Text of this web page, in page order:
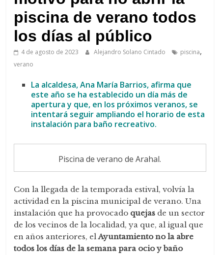
Arahal
piscina de verano todos
los días al público
4 de agosto de 2023 Alejandro Solano Cintado piscina,
verano
La alcaldesa, Ana María Barrios, afirma que
este año se ha establecido un día más de
apertura y que, en los próximos veranos, se
intentará seguir ampliando el horario de esta
instalación para baño recreativo.
Piscina de verano de Arahal.
Con la llegada de la temporada estival, volvía la
actividad en la piscina municipal de verano. Una
instalación que ha provocado quejas de un sector
de los vecinos de la localidad, ya que, al igual que
en años anteriores, elAyuntamiento no la abre
todos los días de la semana para ocio y baño